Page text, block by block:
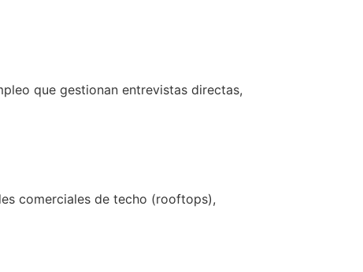
que gestionan entrevistas directas,
comerciales de techo (rooftops),